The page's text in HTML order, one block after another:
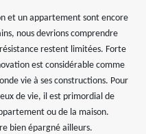
et un appartement sont encore
nous devrions comprendre
restent limitées. Forte
est considérable comme
vie à ses constructions. Pour
de vie, il est primordial de
ou de la maison.
bien épargné ailleurs.